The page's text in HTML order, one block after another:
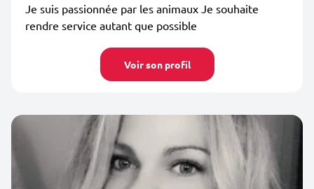
Je suis passionnée par les animaux Je souhaite
rendre service autant que possible
Voir son profil